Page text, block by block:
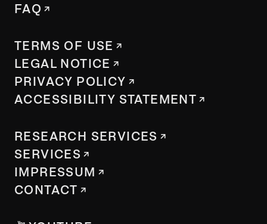
FAQ
TERMS OF USE
LEGAL NOTICE
PRIVACY POLICY
ACCESSIBILITY STATEMENT
RESEARCH SERVICES
SERVICES
IMPRESSUM
CONTACT